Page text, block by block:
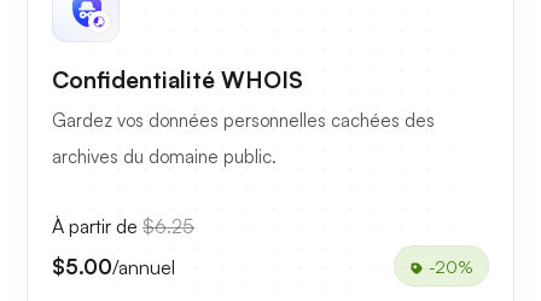
Confidentialité WHOIS
Gardez vos données personnelles cachées des
archives du domaine public.
À partir de $6.25
$5.00/annuel -20%